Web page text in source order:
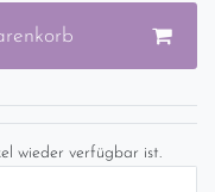
wieder verfügbar ist.